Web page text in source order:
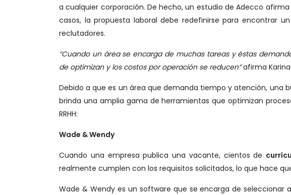
a cualquier corporación. De hecho, un estudio de Adecco
casos, la propuesta laboral debe redefinirse para encontrar
reclutadores.
“Cuando un área se encarga de muchas tareas y éstas
de optimizan y los costos por operación se reducen”afirma Karina
Debido a que es un área que demanda tiempo y atención, una
brinda una amplia gama de herramientas que optimizan
RRHH:
Wade & Wendy
Cuando una empresa publica una vacante, cientos de
realmente cumplen con los requisitos solicitados, lo que hace
Wade & Wendy es un software que se encarga de